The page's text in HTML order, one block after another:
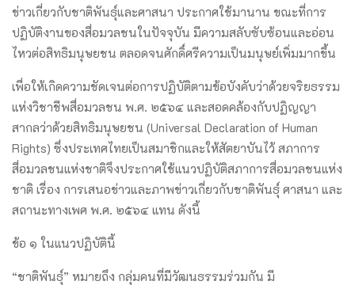
ข่าวเกี่ยวกับชาติพันธุ์และศาสนา ประกาศใช้มานาน ขณะที่การ
ปฏิบัติงานของสื่อมวลชนในปัจจุบัน มีความสลับซับซ้อนและอ่อน
ไหวต่อสิทธิมนุษยชน ตลอดจนศักดิ์ศรีความเป็นมนุษย์เพิ่มมากขึ้น
เพื่อให้เกิดความชัดเจนต่อการปฏิบัติตามข้อบังคับว่าด้วยจริยธรรม
แห่งวิชาชีพสื่อมวลชน พ.ศ. ๒๕๖๔ และสอดคล้องกับปฏิญญา
สากลว่าด้วยสิทธิมนุษยชน (Universal Declaration of Human
Rights) ซึ่งประเทศไทยเป็นสมาชิกและให้สัตยาบันไว้ สภาการ
สื่อมวลชนแห่งชาติจึงประกาศใช้แนวปฏิบัติสภาการสื่อมวลชนแห่ง
ชาติ เรื่อง การเสนอข่าวและภาพข่าวเกี่ยวกับชาติพันธุ์ ศาสนา และ
สถานะทางเพศ พ.ศ. ๒๕๖๔ แทน ดังนี้
ข้อ ๑ ในแนวปฏิบัตินี้
“ชาติพันธุ์” หมายถึง กลุ่มคนที่มีวัฒนธรรมร่วมกัน มี